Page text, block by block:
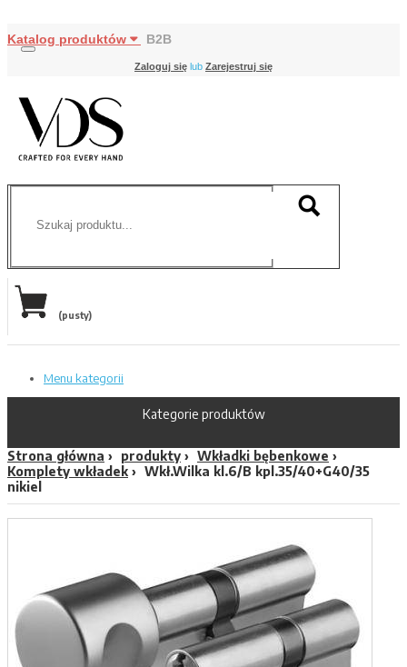
Katalog produktów B2B
Zaloguj się lub Zarejestruj się
(pusty)
Menu kategorii
Kategorie produktów
Strona główna produkty
Wkładki bębenkowe
Komplety wkładek
Wkł.Wilka kl.6/B kpl.35/40+G40/35
nikiel